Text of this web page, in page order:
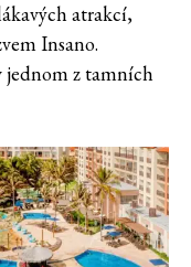
atrakcí,
Insano.
jednom z tamních